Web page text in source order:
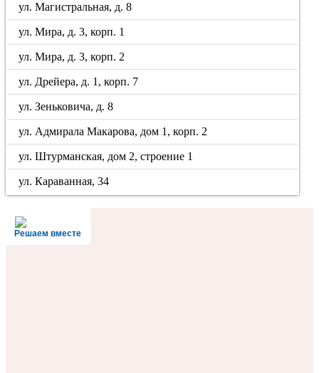
ул. Магистральная, д. 8
ул. Мира, д. 3, корп. 1
ул. Мира, д. 3, корп. 2
ул. Дрейера, д. 1, корп. 7
ул. Зеньковича, д. 8
ул. Адмирала Макарова, дом 1, корп. 2
ул. Штурманская, дом 2, строение 1
ул. Караванная, 34
Решаем вместе